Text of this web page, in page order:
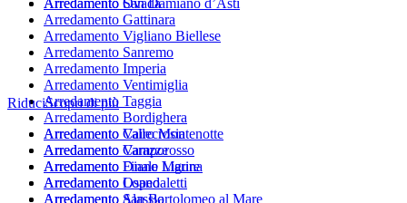
Arredamento Ovada
Arredamento San Damiano d’Asti
Arredamento Gattinara
Arredamento Vigliano Biellese
Arredamento Sanremo
Arredamento Imperia
Arredamento Ventimiglia
Arredamento Taggia
Arredamento Bordighera
Arredamento Vallecrosia
Arredamento Camporosso
Arredamento Diano Marina
Arredamento Ospedaletti
Arredamento San Bartolomeo al Mare
RiduciScopri di più
Arredamento Cairo Montenotte
Arredamento Varazze
Arredamento Finale Ligure
Arredamento Loano
Arredamento Alassio